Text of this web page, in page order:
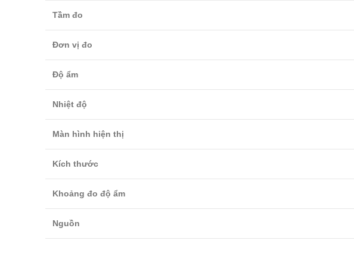
Tầm đo
Đơn vị đo
Độ ẩm
Nhiệt độ
Màn hình hiện thị
Kích thước
Khoảng đo độ ẩm
Nguồn